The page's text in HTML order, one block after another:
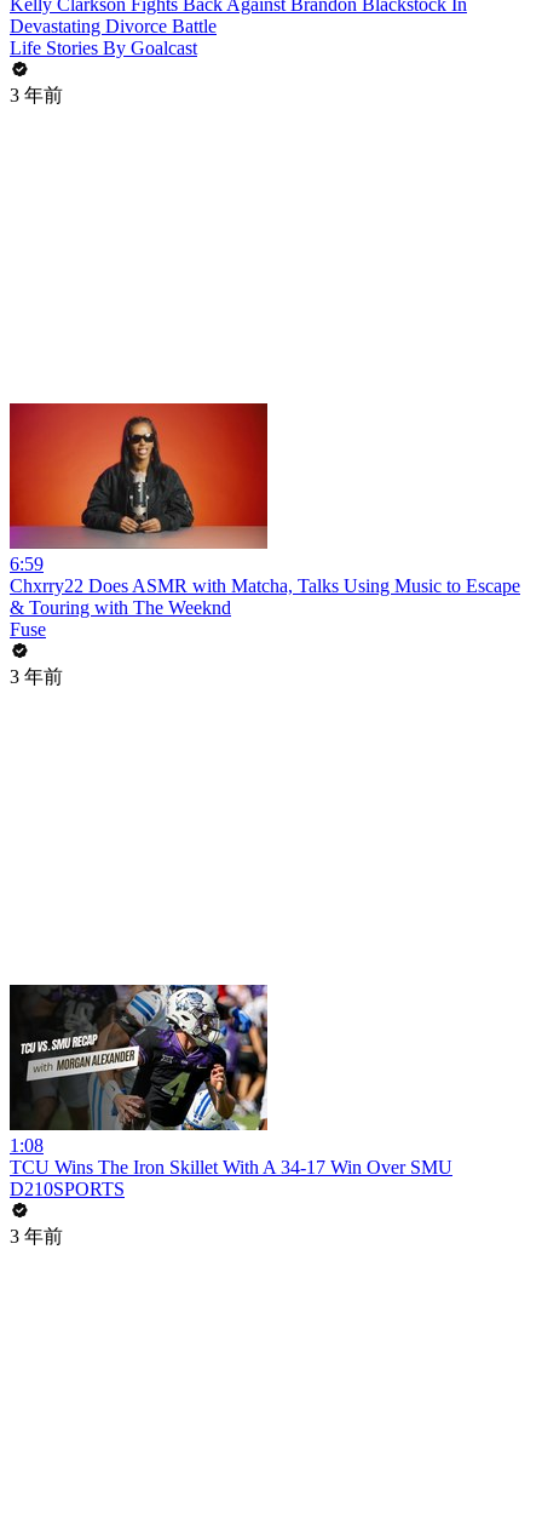
Kelly Clarkson Fights Back Against Brandon Blackstock In
Devastating Divorce Battle
Life Stories By Goalcast
3 年前
6:59
Chxrry22 Does ASMR with Matcha, Talks Using Music to Escape
& Touring with The Weeknd
Fuse
3 年前
1:08
TCU Wins The Iron Skillet With A 34-17 Win Over SMU
D210SPORTS
3 年前